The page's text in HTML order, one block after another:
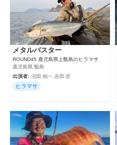
メタルバスター
ROUND45 鹿児島県上甑島のヒラマサ
鹿児島県 甑島
出演者: 沼田 純一,吉田 匠
ヒラマサ